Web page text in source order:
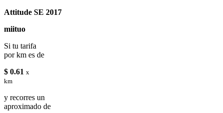
Attitude SE 2017
miituo
Si tu tarifa
por km es de
$ 0.61 x
km
y recorres un
aproximado de